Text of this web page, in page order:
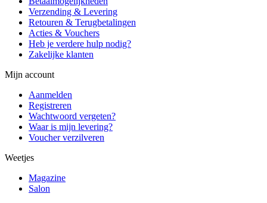
Verzending & Levering
Retouren & Terugbetalingen
Acties & Vouchers
Heb je verdere hulp nodig?
Zakelijke klanten
Mijn account
Aanmelden
Registreren
Wachtwoord vergeten?
Waar is mijn levering?
Voucher verzilveren
Weetjes
Magazine
Salon